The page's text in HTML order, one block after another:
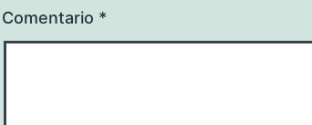
Comentario *